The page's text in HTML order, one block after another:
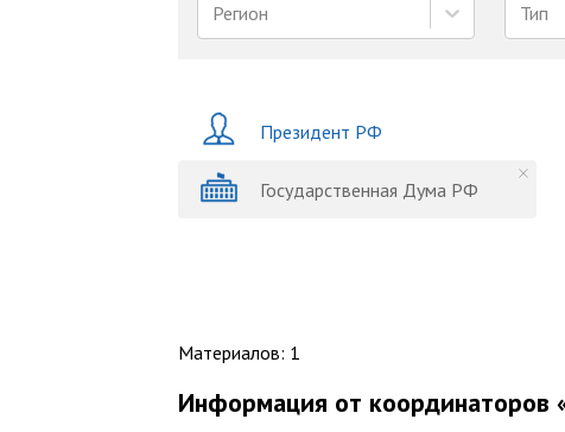
Регион Тип
Президент РФ
Государственная Дума РФ
Материалов: 1
Информация от координаторов